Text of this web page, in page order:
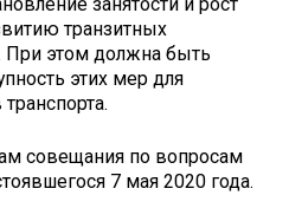
транзитных
При этом должна быть
этих мер для
совещания по вопросам
7 мая 2020 года.